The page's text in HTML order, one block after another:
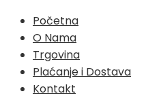
Skip
content
Početna
O Nama
Trgovina
Plaćanje i Dostava
Kontakt